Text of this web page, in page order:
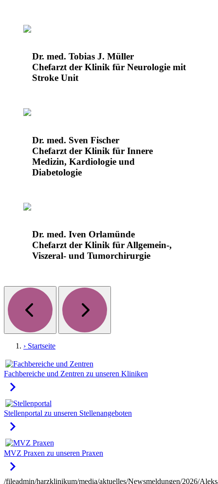
Dr. med. Tobias J. Müller
Chefarzt der Klinik für Neurologie mit
Stroke Unit
Dr. med. Sven Fischer
Chefarzt der Klinik für Innere
Medizin, Kardiologie und
Diabetologie
Dr. med. Iven Orlamünde
Chefarzt der Klinik für Allgemein-,
Viszeral- und Tumorchirurgie
› Startseite
Fachbereiche und Zentren zu unseren Kliniken
keyboard_arrow_right
Stellenportal zu unseren Stellenangeboten
keyboard_arrow_right
MVZ Praxen zu unseren Praxen
keyboard_arrow_right
/fileadmin/harzklinikum/media/aktuelles/Newsmeldungen/2026/